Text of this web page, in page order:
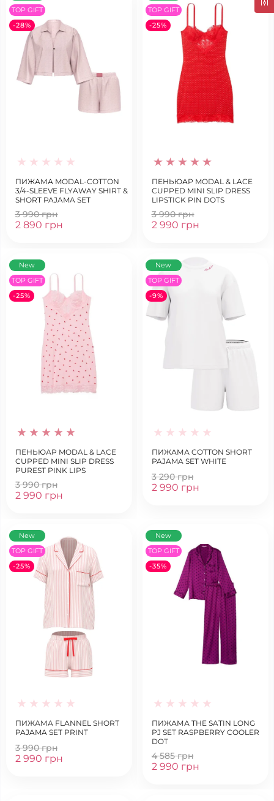
TOP GIFT
-28%
ПИЖАМА MODAL-COTTON
3/4-SLEEVE FLYAWAY SHIRT &
SHORT PAJAMA SET
3 990 грн
2 890 грн
TOP GIFT
-25%
ПЕНЬЮАР MODAL & LACE
CUPPED MINI SLIP DRESS
LIPSTICK PIN DOTS
3 990 грн
2 990 грн
New
TOP GIFT
-25%
ПЕНЬЮАР MODAL & LACE
CUPPED MINI SLIP DRESS
PUREST PINK LIPS
3 990 грн
2 990 грн
New
TOP GIFT
-9%
ПИЖАМА COTTON SHORT
PAJAMA SET WHITE
3 290 грн
2 990 грн
New
TOP GIFT
-25%
ПИЖАМА FLANNEL SHORT
PAJAMA SET PRINT
3 990 грн
2 990 грн
New
TOP GIFT
-35%
ПИЖАМА THE SATIN LONG
PJ SET RASPBERRY COOLER
DOT
4 585 грн
2 990 грн